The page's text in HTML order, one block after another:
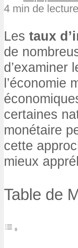
4 min de lecture
Les taux
de
d’examiner
l’économie
certaines
monétaire
cette
mieux
Table de